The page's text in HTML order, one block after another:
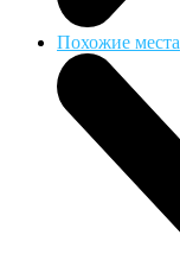
Похожие места